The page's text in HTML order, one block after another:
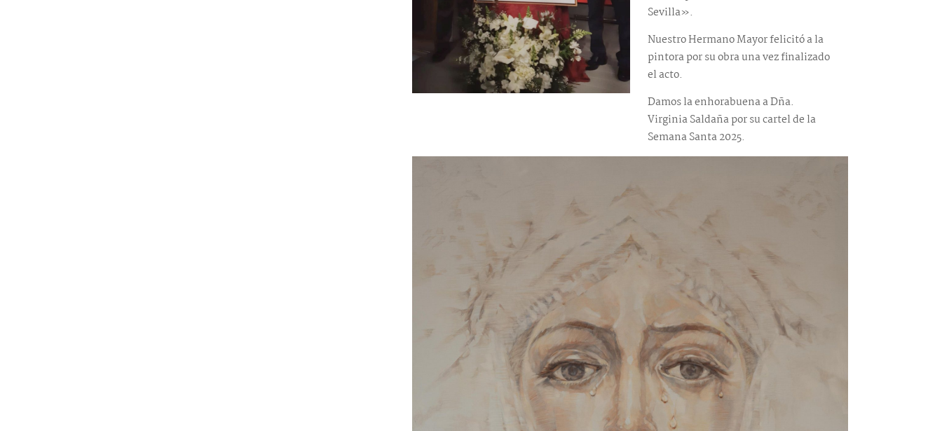
Sevilla».
Nuestro Hermano Mayor felicitó a la
pintora por su obra una vez finalizado
el acto.
Damos la enhorabuena a Dña.
Virginia Saldaña por su cartel de la
Semana Santa 2025.